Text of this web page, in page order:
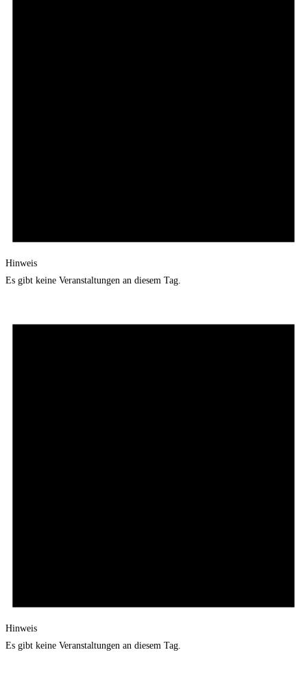
Hinweis
Es gibt keine Veranstaltungen an diesem Tag.
Hinweis
Es gibt keine Veranstaltungen an diesem Tag.